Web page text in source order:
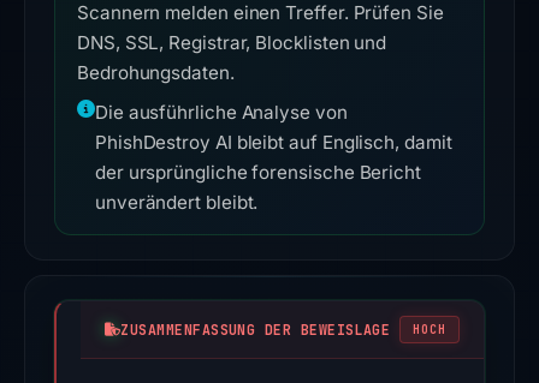
Scannern melden einen Treffer. Prüfen Sie
DNS, SSL, Registrar, Blocklisten und
Bedrohungsdaten.
Die ausführliche Analyse von
PhishDestroy AI bleibt auf Englisch, damit
der ursprüngliche forensische Bericht
unverändert bleibt.
ZUSAMMENFASSUNG DER BEWEISLAGE HOCH